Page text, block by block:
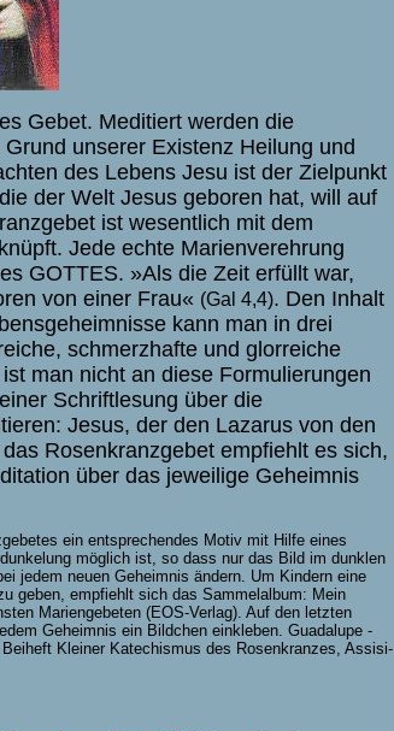
Gebet. Meditiert werden die
unserer Existenz Heilung und
des Lebens Jesu ist der Zielpunkt
der Welt Jesus geboren hat, will auf
ist wesentlich mit dem
Jede echte Marienverehrung
GOTTES. »Als die Zeit erfüllt war,
von einer Frau« (Gal 4,4). Den Inhalt
kann man in drei
schmerzhafte und glorreiche
man nicht an diese Formulierungen
Schriftlesung über die
Jesus, der den Lazarus von den
Rosenkranzgebet empfiehlt es sich,
über das jeweilige Geheimnis
ein entsprechendes Motiv mit Hilfe eines
möglich ist, so dass nur das Bild im dunklen
jedem neuen Geheimnis ändern. Um Kindern eine
geben, empfiehlt sich das Sammelalbum: Mein
Mariengebeten (EOS-Verlag). Auf den letzten
Geheimnis ein Bildchen einkleben. Guadalupe -
Kleiner Katechismus des Rosenkranzes, Assisi-